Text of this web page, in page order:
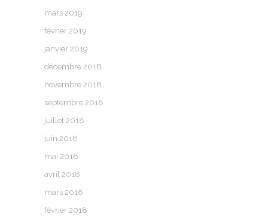
mars 2019
février 2019
janvier 2019
décembre 2018
novembre 2018
septembre 2018
juillet 2018
juin 2018
mai 2018
avril 2018
mars 2018
février 2018